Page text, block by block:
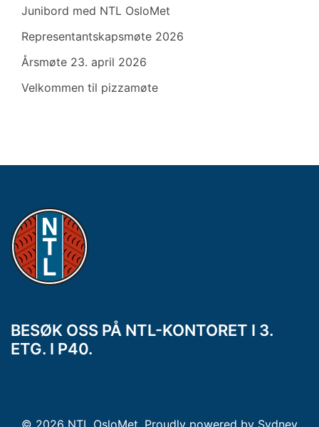
Junibord med NTL OsloMet
Representantskapsmøte 2026
Årsmøte 23. april 2026
Velkommen til pizzamøte
BESØK OSS PÅ NTL-KONTORET I 3.
ETG. I P40.
© 2026 NTL OsloMet. Proudly powered by Sydney